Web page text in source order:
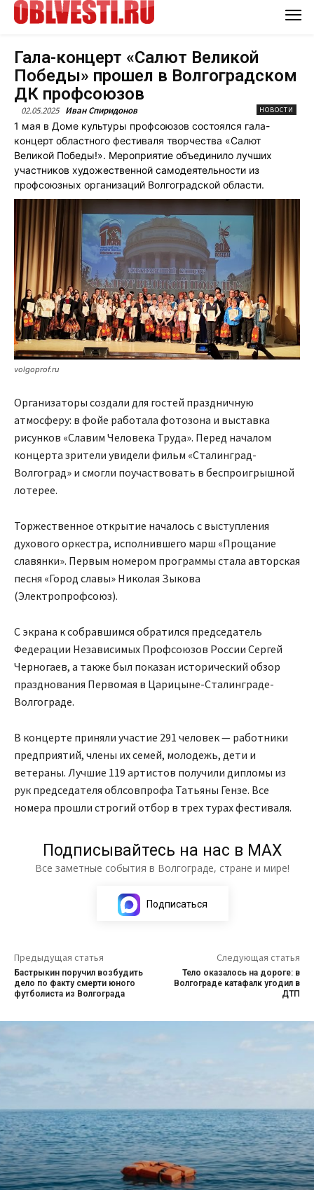
Гала-концерт «Салют Великой
Победы» прошел в Волгоградском
ДК профсоюзов
02.05.2025 Иван Спиридонов НОВОСТИ
1 мая в Доме культуры профсоюзов состоялся гала-
концерт областного фестиваля творчества «Салют
Великой Победы!». Мероприятие объединило лучших
участников художественной самодеятельности из
профсоюзных организаций Волгоградской области.
volgoprof.ru
Организаторы создали для гостей праздничную
атмосферу: в фойе работала фотозона и выставка
рисунков «Славим Человека Труда». Перед началом
концерта зрители увидели фильм «Сталинград-
Волгоград» и смогли поучаствовать в беспроигрышной
лотерее.
Торжественное открытие началось с выступления
духового оркестра, исполнившего марш «Прощание
славянки». Первым номером программы стала авторская
песня «Город славы» Николая Зыкова
(Электропрофсоюз).
С экрана к собравшимся обратился председатель
Федерации Независимых Профсоюзов России Сергей
Черногаев, а также был показан исторический обзор
празднования Первомая в Царицыне-Сталинграде-
Волгограде.
В концерте приняли участие 291 человек — работники
предприятий, члены их семей, молодежь, дети и
ветераны. Лучшие 119 артистов получили дипломы из
рук председателя облсовпрофа Татьяны Гензе. Все
номера прошли строгий отбор в трех турах фестиваля.
Подписывайтесь на нас в МАХ
Все заметные события в Волгограде, стране и мире!
Подписаться
Предыдущая статья
Бастрыкин поручил возбудить
дело по факту смерти юного
футболиста из Волгограда
Следующая статья
Тело оказалось на дороге: в
Волгограде катафалк угодил в
ДТП